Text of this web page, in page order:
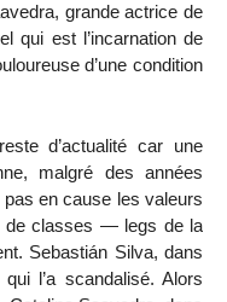
grande actrice de
qui est l’incarnation de
d’une condition
d’actualité car une
malgré des années
pas en cause les valeurs
de classes — legs de la
Sebastián Silva, dans
l’a scandalisé. Alors